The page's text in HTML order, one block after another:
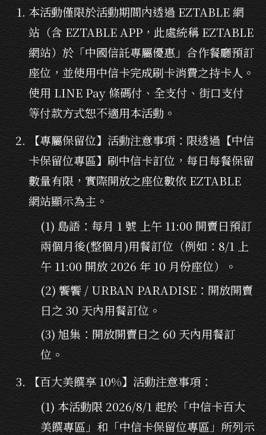
本活動僅限於活動期間內透過 EZTABLE 網
站（含 EZTABLE APP，此處統稱 EZTABLE
網站）於「中國信託專屬優惠」合作餐廳預訂
座位，並使用中信卡完成刷卡消費之持卡人。
使用 LINE Pay 條碼付、全支付、街口支付
等付款方式恕不適用本活動。
【專屬保留位】活動注意事項：限透過【中信
卡保留位專區】刷中信卡訂位，每日每餐保留
數量有限，實際開放之座位數依 EZTABLE
網站顯示為主。
(1) 島語：每月 1 號 上午 11:00 開賣日預訂
兩個月後(整個月)用餐訂位（例如：8/1 上
午 11:00 開放 2026 年 10 月份座位）。
(2) 饗饗 / URBAN PARADISE：開放開賣
日之 30 天內用餐訂位。
(3) 旭集：開放開賣日之 60 天內用餐訂
位。
【百大美饌享 10%】活動注意事項：
(1) 本活動限 2026/8/1 起於「中信卡百大
美饌專區」和「中信卡保留位專區」所列示